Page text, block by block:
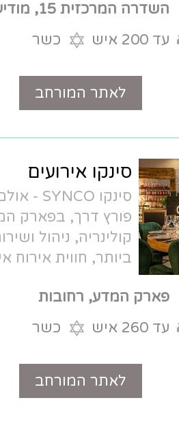
טלפון
סינקו SYNCO - אולם אירועים בעיצוב
המדע ברחובות.
ושירות ברמה הגבוהה
איכותית.
טלפון